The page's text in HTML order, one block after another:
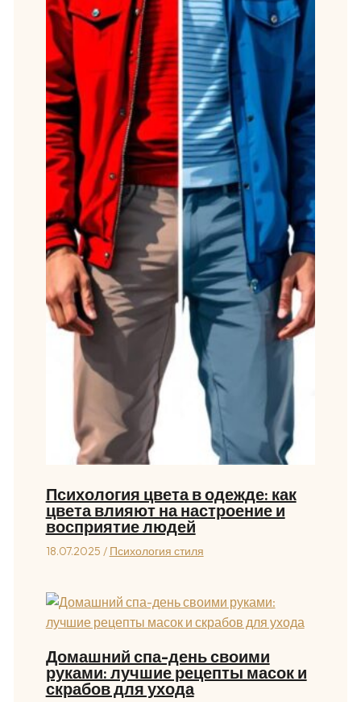
Психология цвета в одежде: как
цвета влияют на настроение и
восприятие людей
18.07.2025 / Психология стиля
Домашний спа-день своими
руками: лучшие рецепты масок и
скрабов для ухода